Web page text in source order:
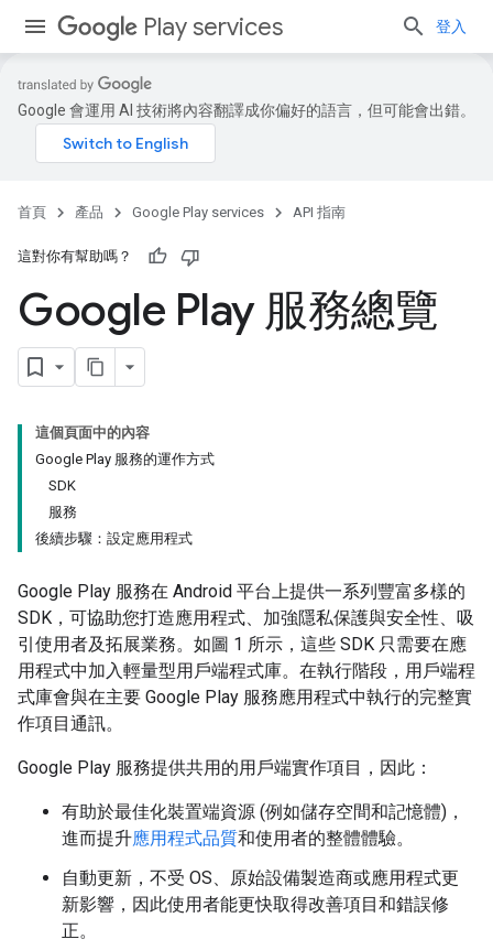
Play services 登入
Google 會運用 AI 技術將內容翻譯成你偏好的語言，但可能會出錯。
首頁 產品 Google Play services API 指南
這對你有幫助嗎？
Google Play 服務總覽
這個頁面中的內容
Google Play 服務的運作方式
SDK
服務
後續步驟：設定應用程式
Google Play 服務在 Android 平台上提供一系列豐富多樣的
SDK，可協助您打造應用程式、加強隱私保護與安全性、吸
引使用者及拓展業務。如圖 1 所示，這些 SDK 只需要在應
用程式中加入輕量型用戶端程式庫。在執行階段，用戶端程
式庫會與在主要 Google Play 服務應用程式中執行的完整實
作項目通訊。
Google Play 服務提供共用的用戶端實作項目，因此：
有助於最佳化裝置端資源 (例如儲存空間和記憶體)，
進而提升應用程式品質和使用者的整體體驗。
自動更新，不受 OS、原始設備製造商或應用程式更
新影響，因此使用者能更快取得改善項目和錯誤修
正。